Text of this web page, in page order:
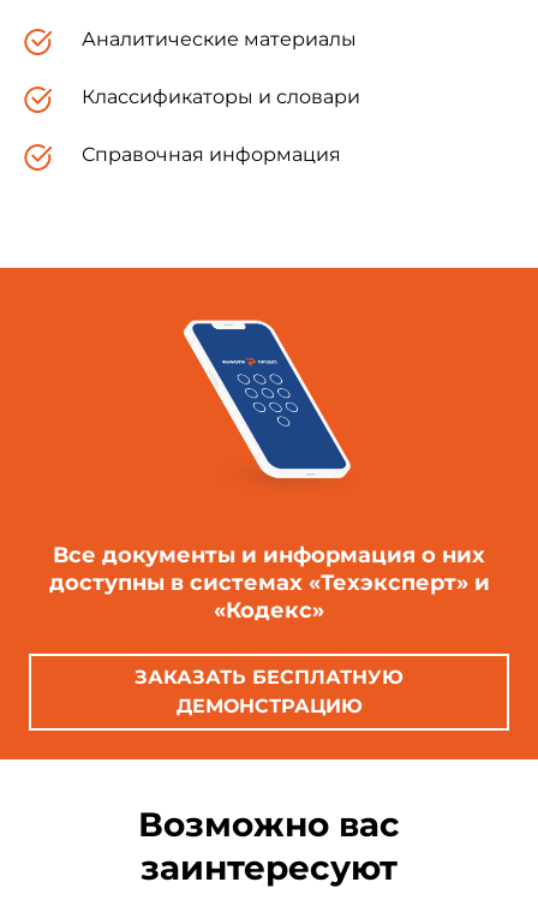
Аналитические материалы
Классификаторы и словари
Справочная информация
Все документы и информация о них
доступны в системах «Техэксперт» и
«Кодекс»
ЗАКАЗАТЬ БЕСПЛАТНУЮ
ДЕМОНСТРАЦИЮ
Возможно вас
заинтересуют